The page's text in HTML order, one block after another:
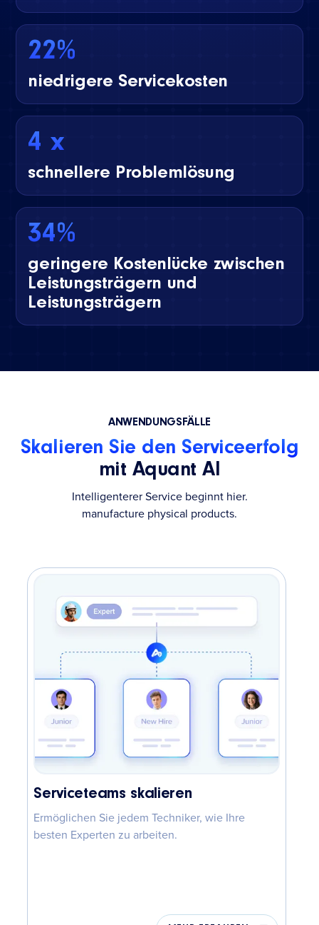
22%
niedrigere Servicekosten
4 x
schnellere Problemlösung
34%
geringere Kostenlücke zwischen
Leistungsträgern und
Leistungsträgern
ANWENDUNGSFÄLLE
Skalieren Sie den Serviceerfolg
mit Aquant AI
Intelligenterer Service beginnt hier.
manufacture physical products.
Serviceteams skalieren
Ermöglichen Sie jedem Techniker, wie Ihre
besten Experten zu arbeiten.